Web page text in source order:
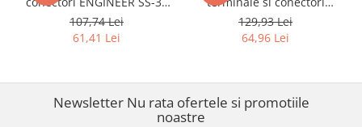
Ø2.7 mm pentru demontare
contacte electrice
107,74 Lei
61,41 Lei
ENGINEER PAS-34 cu arc
interior Ø2.7 mm din otel
inox
129,93 Lei
64,96 Lei
Newsletter Nu rata ofertele si promotiile
noastre